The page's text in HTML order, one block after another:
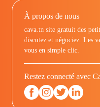
À propos de nous
cava.tn site gratuit des
discutez et négociez. Les
vous en simple clic.
Restez connecté avec